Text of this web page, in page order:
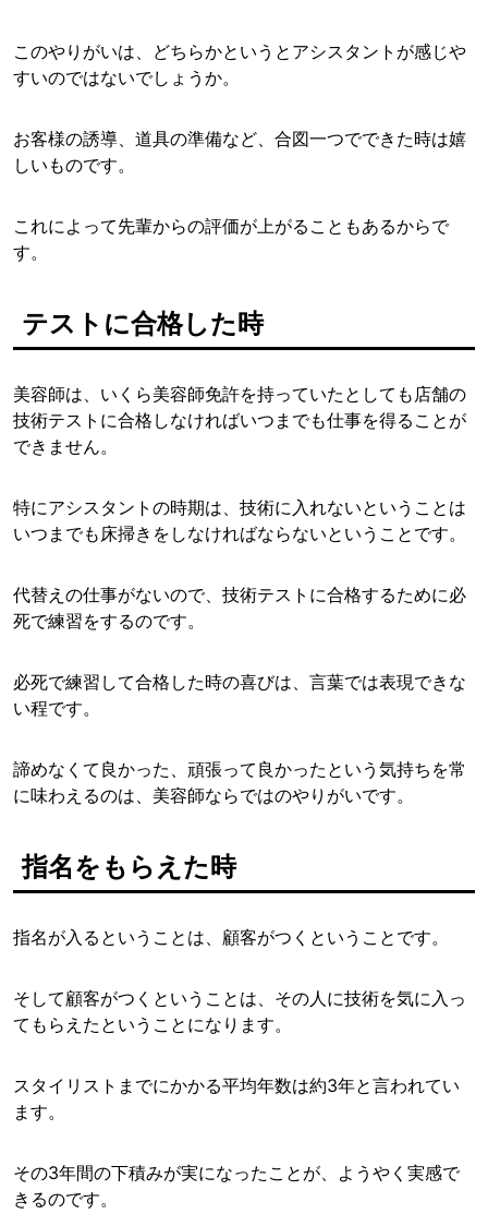
このやりがいは、どちらかというとアシスタントが感じや
すいのではないでしょうか。
お客様の誘導、道具の準備など、合図一つでできた時は嬉
しいものです。
これによって先輩からの評価が上がることもあるからで
す。
テストに合格した時
美容師は、いくら美容師免許を持っていたとしても店舗の
技術テストに合格しなければいつまでも仕事を得ることが
できません。
特にアシスタントの時期は、技術に入れないということは
いつまでも床掃きをしなければならないということです。
代替えの仕事がないので、技術テストに合格するために必
死で練習をするのです。
必死で練習して合格した時の喜びは、言葉では表現できな
い程です。
諦めなくて良かった、頑張って良かったという気持ちを常
に味わえるのは、美容師ならではのやりがいです。
指名をもらえた時
指名が入るということは、顧客がつくということです。
そして顧客がつくということは、その人に技術を気に入っ
てもらえたということになります。
スタイリストまでにかかる平均年数は約3年と言われてい
ます。
その3年間の下積みが実になったことが、ようやく実感で
きるのです。